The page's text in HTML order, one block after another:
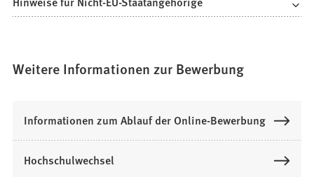
Weitere Informationen zur Bewerbung
Informationen zum Ablauf der Online-Bewerbung
Hochschulwechsel